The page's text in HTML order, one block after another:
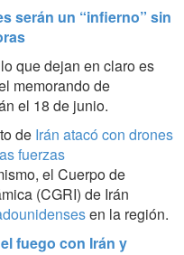
serán un “infierno” sin
que dejan en claro es
memorando de
el 18 de junio.
de Irán atacó con drones
fuerzas
el Cuerpo de
(CGRI) de Irán
en la región.
fuego con Irán y